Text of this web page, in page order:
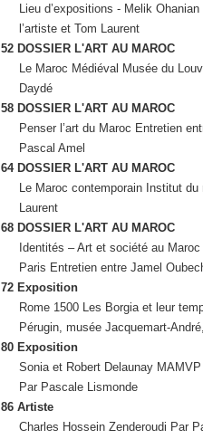
Lieu d’expositions - Melik
l’artiste et Tom Laurent
52 DOSSIER L'ART AU MAROC
Le Maroc Médiéval Musée du
Daydé
58 DOSSIER L'ART AU MAROC
Penser l’art du Maroc Entretien
Pascal Amel
64 DOSSIER L'ART AU MAROC
Le Maroc contemporain Institut
Laurent
68 DOSSIER L'ART AU MAROC
Identités – Art et société au
Paris Entretien entre Jamel
72 Exposition
Rome 1500 Les Borgia et leur
Pérugin, musée Jacquemart-
80 Exposition
Sonia et Robert Delaunay
Par Pascale Lismonde
86 Artiste
Charles Hossein Zenderoudi Par